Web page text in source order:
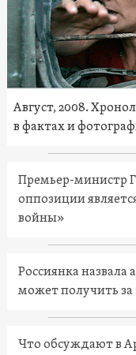
Август, 2008.
в фактах и
Премьер-министр
оппозиции
войны»
Россиянка
может получить
Что обсуждают в